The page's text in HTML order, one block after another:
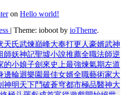
on Hello world!
| Theme: ioboot by ioTheme.
天氏武煉巔峰大奉打更人 豪婿武神
師妖神記聖墟小說推薦全職法師逆
的小娘子劍來史上最強煉氣期左道
邊輪迴樂園最佳女婿全職藝術家大
神明天下鬥破蒼穹都市極品醫神大